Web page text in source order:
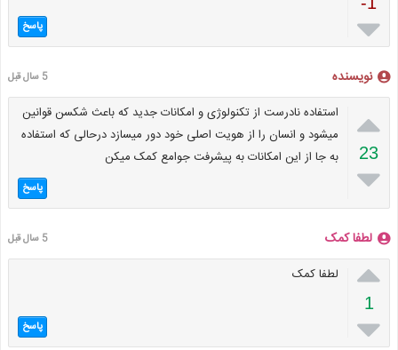
 پاسخ
نویسنده 5 سال قبل

23

استفاده نادرست از تکنولوژی و امکانات جدید که باعث شکسن قوانین
میشود و انسان را از هویت اصلی خود دور میسازد درحالی که استفاده
به جا از این امکانات به پیشرفت جوامع کمک میکن
پاسخ
لطفا کمک 5 سال قبل

1

لطفا کمک
پاسخ